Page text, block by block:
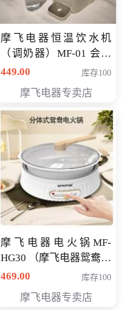
摩飞电器恒温饮水机
（调奶器）MF-01 会员
专享价366元
449.00 库存100
摩飞电器专卖店
摩飞电器电火锅MF-
HG30 （摩飞电器鸳鸯锅
MF-HG30 ） 会员专享价
469.00 库存100
摩飞电器专卖店